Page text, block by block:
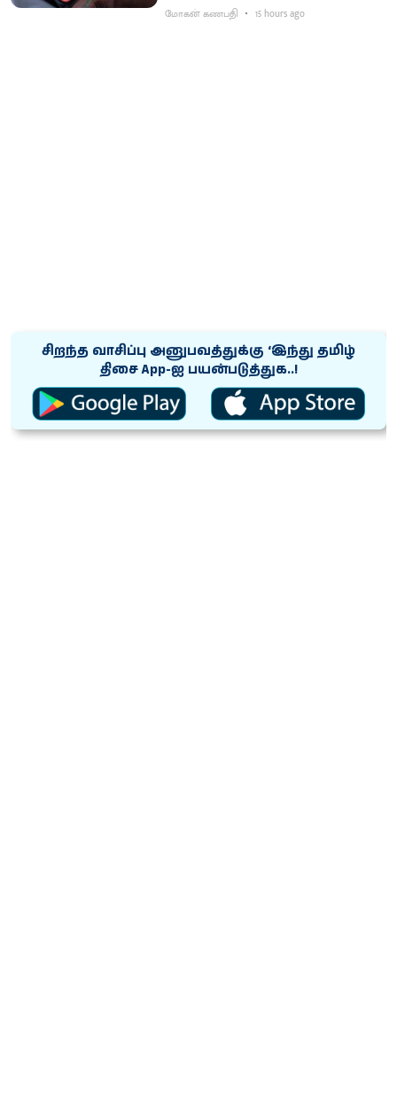
மோகன் கணபதி 15 hours ago
சிறந்த வாசிப்பு அனுபவத்துக்கு ‘இந்து தமிழ்
திசை App-ஐ பயன்படுத்துக..!